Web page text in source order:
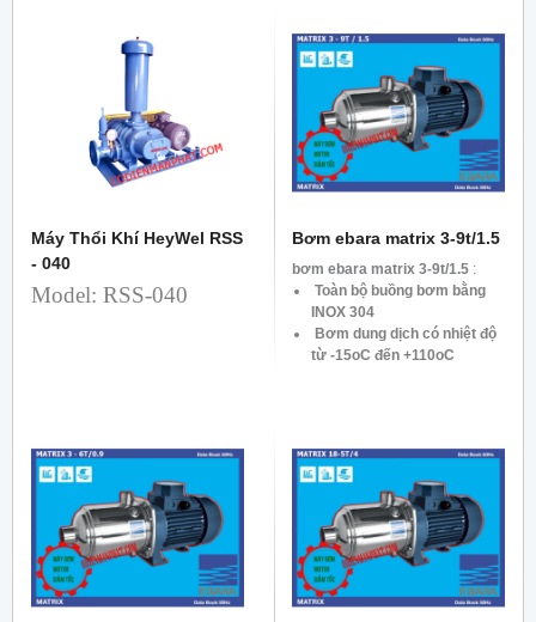
Máy Thổi Khí HeyWel RSS
- 040
Model: RSS-040
Bơm ebara matrix 3-9t/1.5
bơm ebara matrix 3-9t/1.5 :
Toàn bộ buồng bơm bằng
INOX 304
Bơm dung dịch có nhiệt độ
từ -15oC đến +110oC
Tổng cột áp: Max. 94 – 36
mH2O